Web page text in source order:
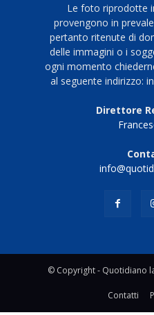
Le foto riprodotte
provengono in
pertanto ritenute di
delle immagini o i
ogni momento
al seguente indirizzo:
Direttore
© Copyright - Quotidiano
Contatti